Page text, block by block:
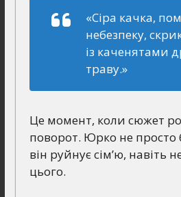
«Сіра качка,
небезпеку,
із каченятами
траву.»
Це момент, коли сюжет
поворот. Юрко не просто
він руйнує сім’ю, навіть
цього.